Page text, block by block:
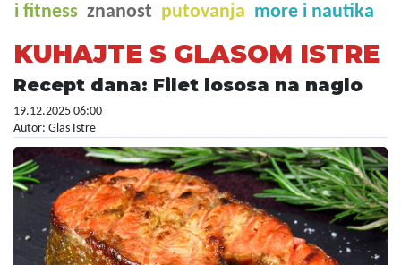
i fitness znanost putovanja more i nautika
KUHAJTE S GLASOM ISTRE
Recept dana: Filet lososa na naglo
19.12.2025 06:00
Autor: Glas Istre